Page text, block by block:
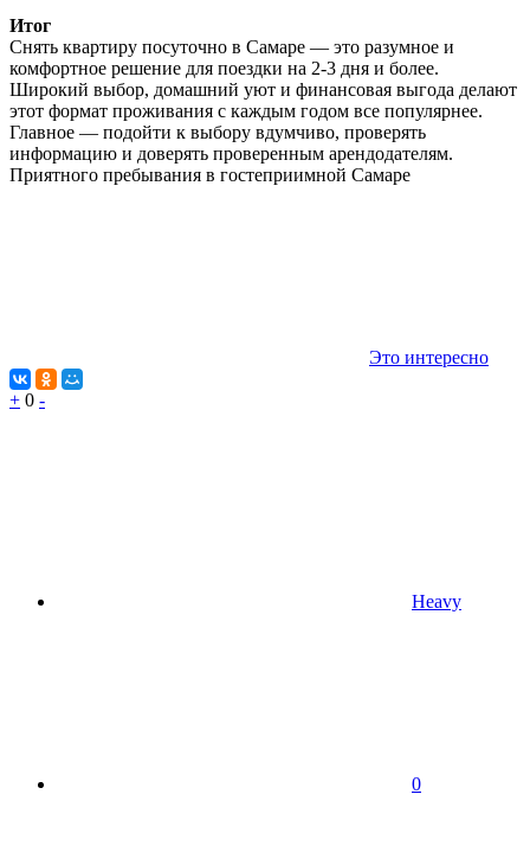
Итог
Снять квартиру посуточно в Самаре — это разумное и
комфортное решение для поездки на 2-3 дня и более.
Широкий выбор, домашний уют и финансовая выгода делают
этот формат проживания с каждым годом все популярнее.
Главное — подойти к выбору вдумчиво, проверять
информацию и доверять проверенным арендодателям.
Приятного пребывания в гостеприимной Самаре
Это интересно
+ 0 -
Heavy
0